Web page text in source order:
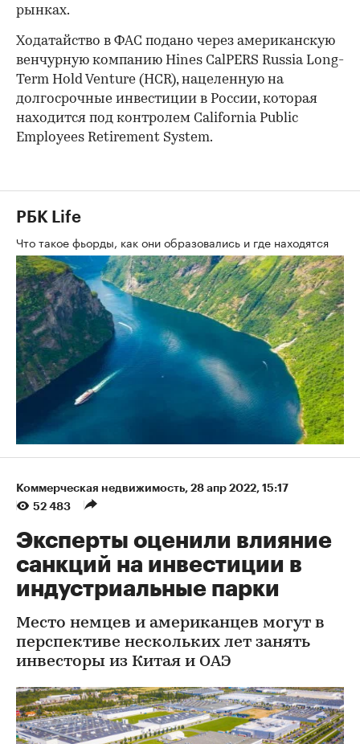
рынках.
Ходатайство в ФАС подано через американскую
венчурную компанию Hines CalPERS Russia Long-
Term Hold Venture (HCR), нацеленную на
долгосрочные инвестиции в России, которая
находится под контролем California Public
Employees Retirement System.
РБК Life
Что такое фьорды, как они образовались и где находятся
Коммерческая недвижимость⁠, 28 апр 2022, 15:17
52 483
Эксперты оценили влияние
санкций на инвестиции в
индустриальные парки
Место немцев и американцев могут в
перспективе нескольких лет занять
инвесторы из Китая и ОАЭ